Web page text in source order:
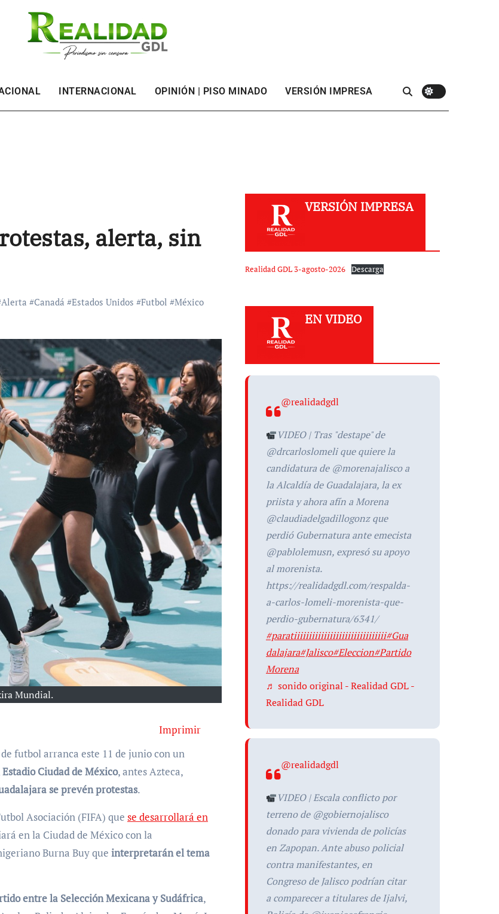
INTERNACIONAL OPINIÓN | PISO MINADO VERSIÓN IMPRESA
alerta, sin
Alerta #Canadá #Estados Unidos #Futbol #México
Mundial.
Imprimir
de futbol arranca este 11 de junio con un
Ciudad de México, antes Azteca,
se prevén protestas.
Asociación (FIFA) que se desarrollará en
en la Ciudad de México con la
Burna Buy que interpretarán el tema
entre la Selección Mexicana y Sudáfrica,
VERSIÓN IMPRESA
Realidad GDL 3-agosto-2026 Descarga
EN VIDEO
@realidadgdl
VIDEO | Tras "destape" de
@drcarloslomeli que quiere la
candidatura de @morenajalisco a
la Alcaldía de Guadalajara, la ex
priista y ahora afín a Morena
@claudiadelgadillogonz que
perdió Gubernatura ante emecista
@pablolemusn, expresó su apoyo
al morenista.
https://realidadgdl.com/respalda-
a-carlos-lomeli-morenista-que-
perdio-gubernatura/6341/
#paratiiiiiiiiiiiiiiiiiiiiiiiiiiiiiii#Gua
dalajara#Jalisco#Eleccion#Partido
Morena
♬ sonido original - Realidad GDL -
Realidad GDL
@realidadgdl
VIDEO | Escala conflicto por
terreno de @gobiernojalisco
donado para vivienda de policías
en Zapopan. Ante abuso policial
contra manifestantes, en
Congreso de Jalisco podrían citar
a comparecer a titulares de Ijalvi,